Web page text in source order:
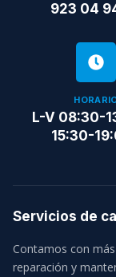
923 04
L-V 08:30-
15:30-
Servicios de
Contamos con
reparación y